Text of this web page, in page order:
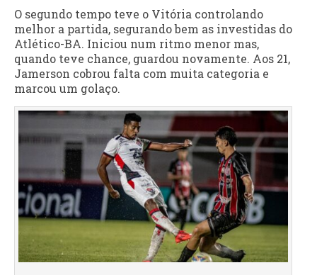
O segundo tempo teve o Vitória controlando
melhor a partida, segurando bem as investidas do
Atlético-BA. Iniciou num ritmo menor mas,
quando teve chance, guardou novamente. Aos 21,
Jamerson cobrou falta com muita categoria e
marcou um golaço.